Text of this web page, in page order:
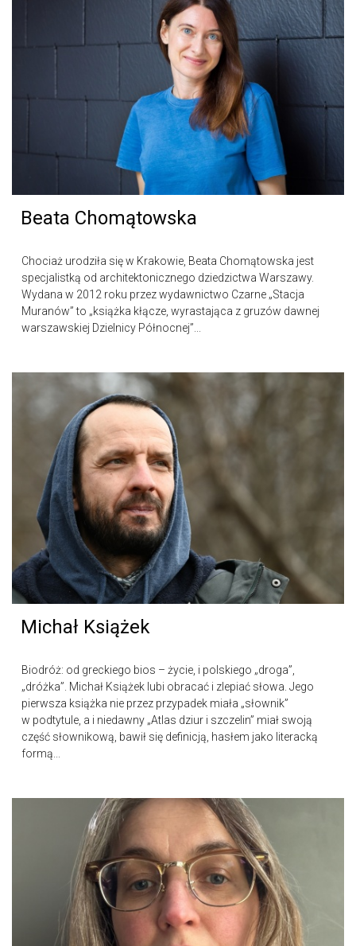
Beata Chomątowska
Chociaż urodziła się w Krakowie, Beata Chomątowska jest
specjalistką od architektonicznego dziedzictwa Warszawy.
Wydana w 2012 roku przez wydawnictwo Czarne „Stacja
Muranów” to „książka kłącze, wyrastająca z gruzów dawnej
warszawskiej Dzielnicy Północnej”...
Michał Książek
Biodróż: od greckiego bios – życie, i polskiego „droga”,
„dróżka”. Michał Książek lubi obracać i zlepiać słowa. Jego
pierwsza książka nie przez przypadek miała „słownik”
w podtytule, a i niedawny „Atlas dziur i szczelin” miał swoją
część słownikową, bawił się definicją, hasłem jako literacką
formą...